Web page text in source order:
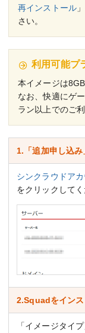
再インストール
さい。
利用可能プ
本イメージは
なお、快適にゲ
ラン以上でのご
1.「追加申し込み
シンクラウドアカ
をクリックしてく
2.Squadをイン
「イメージタイ